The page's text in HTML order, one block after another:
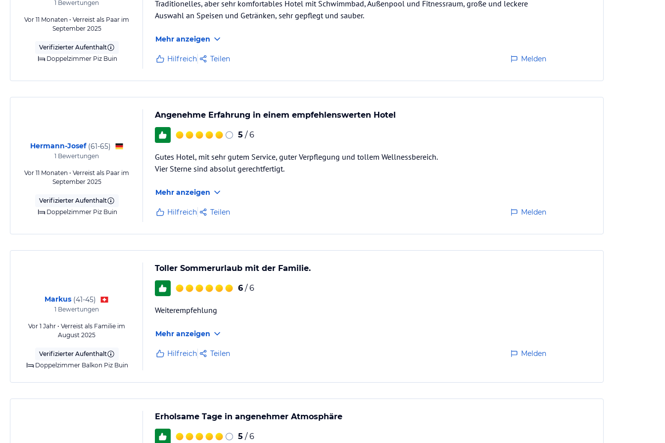
1 Bewertungen
Vor 11 Monaten • Verreist als Paar im
September 2025
Verifizierter Aufenthalt
Doppelzimmer Piz Buin
Traditionelles, aber sehr komfortables Hotel mit Schwimmbad, Außenpool und Fitnessraum, große und leckere
Auswahl an Speisen und Getränken, sehr gepflegt und sauber.
Mehr anzeigen
Hilfreich Teilen Melden
Hermann-Josef (61-65)
1 Bewertungen
Vor 11 Monaten • Verreist als Paar im
September 2025
Verifizierter Aufenthalt
Doppelzimmer Piz Buin
Angenehme Erfahrung in einem empfehlenswerten Hotel
5 / 6
Gutes Hotel, mit sehr gutem Service, guter Verpflegung und tollem Wellnessbereich.
Vier Sterne sind absolut gerechtfertigt.
Mehr anzeigen
Hilfreich Teilen Melden
Markus (41-45)
1 Bewertungen
Vor 1 Jahr • Verreist als Familie im
August 2025
Verifizierter Aufenthalt
Doppelzimmer Balkon Piz Buin
Toller Sommerurlaub mit der Familie.
6 / 6
Weiterempfehlung
Mehr anzeigen
Hilfreich Teilen Melden
Erholsame Tage in angenehmer Atmosphäre
5 / 6